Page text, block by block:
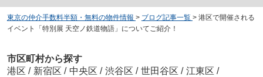
東京の仲介手数料半額・無料の物件情報 > ブログ記事一覧 > 港区で開催される
イベント「特別展 天空ノ鉄道物語」についてご紹介！
市区町村から探す
港区 / 新宿区 / 中央区 / 渋谷区 / 世田谷区 / 江東区 /